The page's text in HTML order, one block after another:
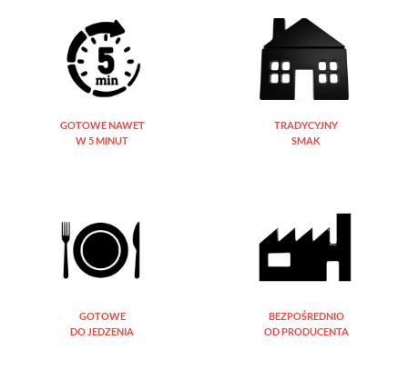
GOTOWE NAWET
W 5 MINUT
TRADYCYJNY
SMAK
GOTOWE
DO JEDZENIA
BEZPOŚREDNIO
OD PRODUCENTA